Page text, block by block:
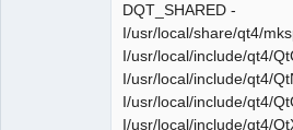
DQT_SHARED -
I/usr/local/share/qt4/
I/usr/local/include/qt4/
I/usr/local/include/qt4/
I/usr/local/include/qt4/
I/usr/local/include/qt4/